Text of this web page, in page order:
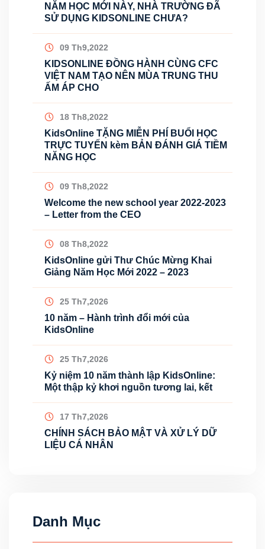
NĂM HỌC MỚI NÀY, NHÀ TRƯỜNG ĐÃ
SỬ DỤNG KIDSONLINE CHƯA?
09 Th9,2022
KIDSONLINE ĐỒNG HÀNH CÙNG CFC
VIỆT NAM TẠO NÊN MÙA TRUNG THU
ẤM ÁP CHO
18 Th8,2022
KidsOnline TẶNG MIỄN PHÍ BUỔI HỌC
TRỰC TUYẾN kèm BẢN ĐÁNH GIÁ TIỀM
NĂNG HỌC
09 Th8,2022
Welcome the new school year 2022-2023
– Letter from the CEO
08 Th8,2022
KidsOnline gửi Thư Chúc Mừng Khai
Giảng Năm Học Mới 2022 – 2023
25 Th7,2026
10 năm – Hành trình đổi mới của
KidsOnline
25 Th7,2026
Kỷ niệm 10 năm thành lập KidsOnline:
Một thập kỷ khơi nguồn tương lai, kết
17 Th7,2026
CHÍNH SÁCH BẢO MẬT VÀ XỬ LÝ DỮ
LIỆU CÁ NHÂN
Danh Mục